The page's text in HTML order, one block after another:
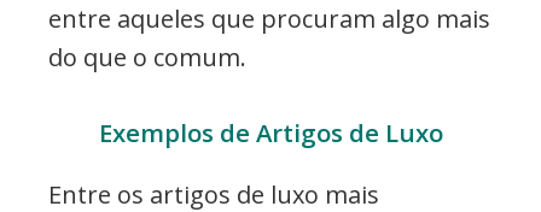
entre aqueles que procuram algo mais
do que o comum.
Exemplos de Artigos de Luxo
Entre os artigos de luxo mais